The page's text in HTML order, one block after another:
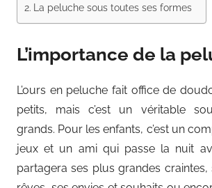
La peluche sous toutes ses formes
L’importance de la
L’ours en peluche fait office de
petits, mais c’est un véritable
grands. Pour les enfants, c’est un
jeux et un ami qui passe la nuit
partagera ses plus grandes